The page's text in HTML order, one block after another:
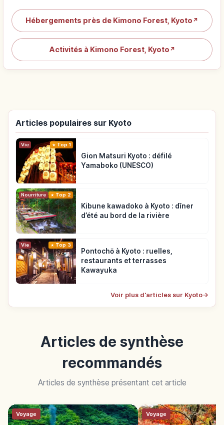
Hébergements près de Kimono Forest, Kyoto ↗
Activités à Kimono Forest, Kyoto ↗
Articles populaires sur Kyoto
Vie Top 1
Gion Matsuri Kyoto : défilé
Yamaboko (UNESCO)
Nourriture Top 2
Kibune kawadoko à Kyoto : dîner
d’été au bord de la rivière
Vie Top 3
Pontochō à Kyoto : ruelles,
restaurants et terrasses
Kawayuka
Voir plus d'articles sur Kyoto→
Articles de synthèse
recommandés
Articles de synthèse présentant cet article
Voyage Voyage